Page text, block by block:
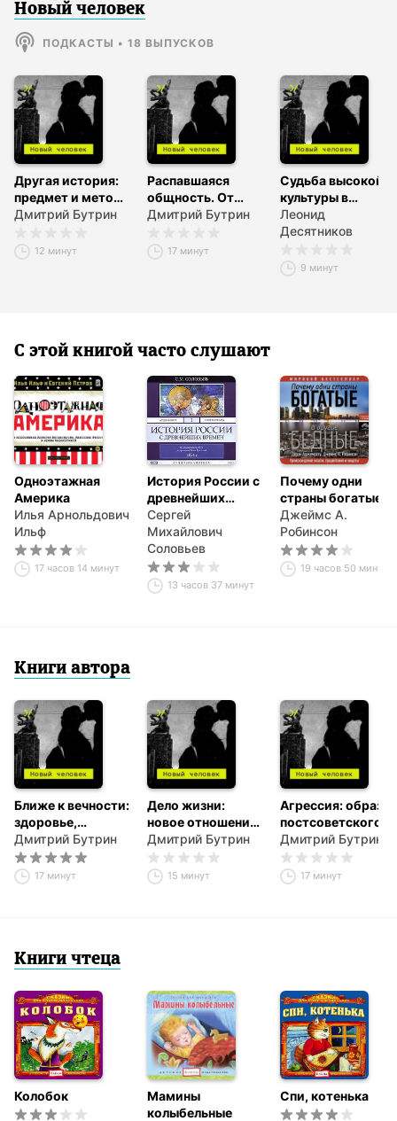
Новый человек
ПОДКАСТЫ • 18 ВЫПУСКОВ
Другая история:
предмет и метод
исследования
Дмитрий Бутрин
12 минут
Распавшаяся
общность. От
коллективизма – к
Дмитрий Бутрин
17 минут
Судьба высокой
культуры в
постсоветскую
эпоху
Леонид
Десятников
9 минут
С этой книгой часто слушают
Одноэтажная
Америка
Илья Арнольдович
Ильф
17 часов 14 минут
История России с
древнейших
времен. Том 1
Сергей
Михайлович
Соловьев
13 часов 37 минут
Почему одни
страны богатые, а
другие бедные.
Происхождение
власти,
процветания и
нищеты
Джеймс А.
Робинсон
19 часов 50 минут
Книги автора
Ближе к вечности:
здоровье,
старость и
смерть
Дмитрий Бутрин
17 минут
Дело жизни:
новое отношение
к труду
Дмитрий Бутрин
15 минут
Агрессия: образ
постсоветского
насилия
Дмитрий Бутрин
17 минут
Книги чтеца
Колобок
Мамины
колыбельные
Спи, котенька